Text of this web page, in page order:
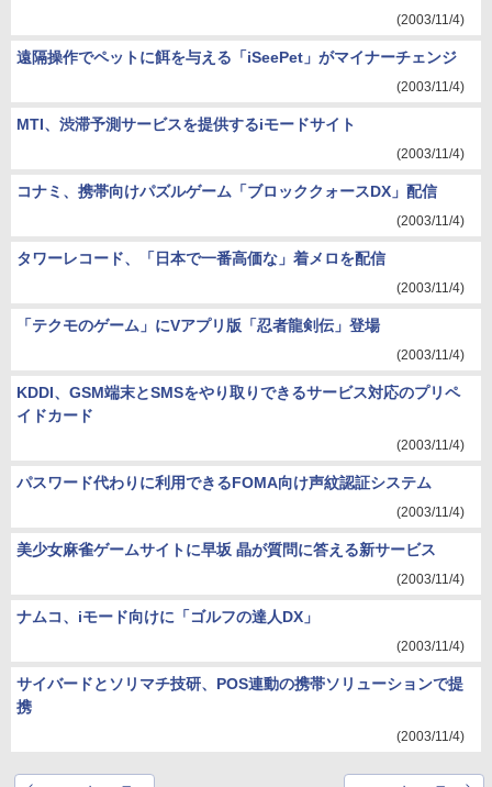
(2003/11/4)
遠隔操作でペットに餌を与える「iSeePet」がマイナーチェンジ
(2003/11/4)
MTI、渋滞予測サービスを提供するiモードサイト
(2003/11/4)
コナミ、携帯向けパズルゲーム「ブロッククォースDX」配信
(2003/11/4)
タワーレコード、「日本で一番高価な」着メロを配信
(2003/11/4)
「テクモのゲーム」にVアプリ版「忍者龍剣伝」登場
(2003/11/4)
KDDI、GSM端末とSMSをやり取りできるサービス対応のプリペ
イドカード
(2003/11/4)
パスワード代わりに利用できるFOMA向け声紋認証システム
(2003/11/4)
美少女麻雀ゲームサイトに早坂 晶が質問に答える新サービス
(2003/11/4)
ナムコ、iモード向けに「ゴルフの達人DX」
(2003/11/4)
サイバードとソリマチ技研、POS連動の携帯ソリューションで提
携
(2003/11/4)